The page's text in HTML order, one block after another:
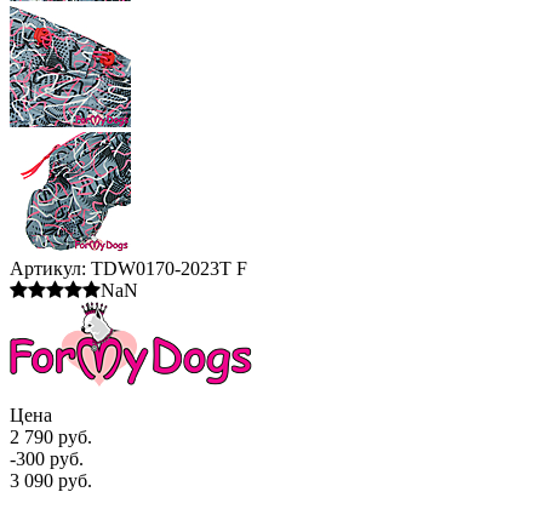
Артикул: TDW0170-2023T F
NaN
Цена
2 790 руб.
-300 руб.
3 090 руб.